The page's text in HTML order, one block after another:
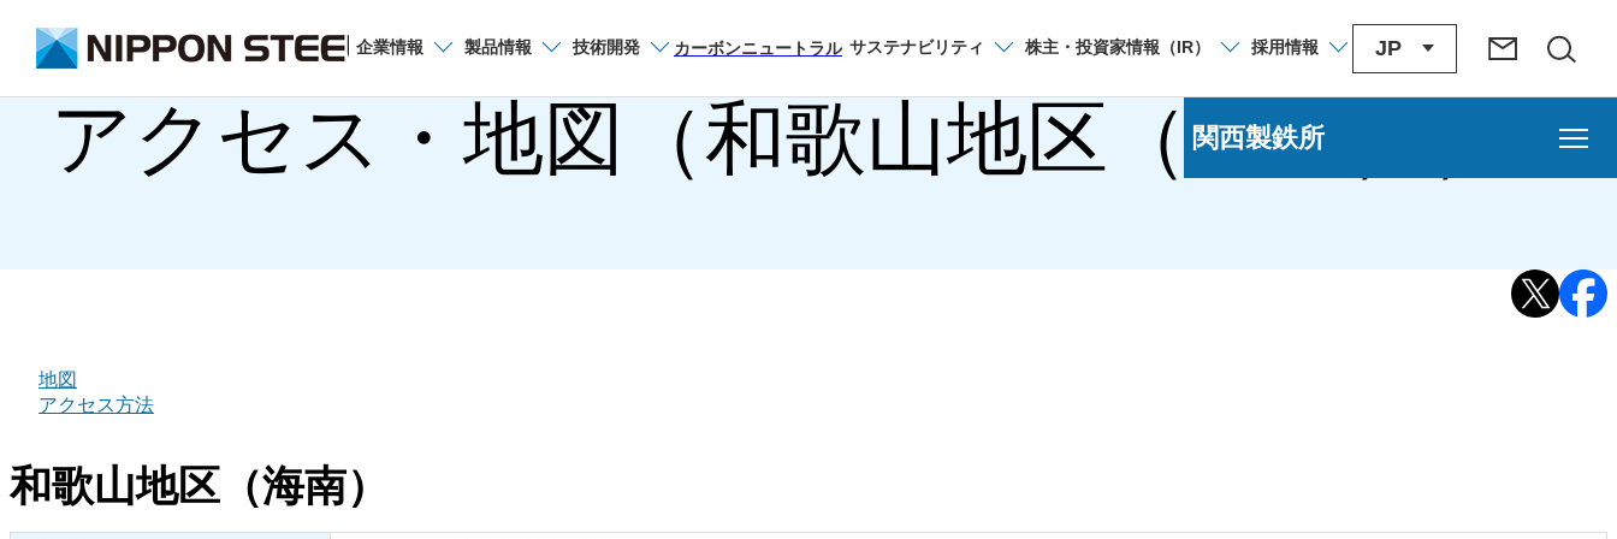
企業情報 製品情報 技術開発 カーボンニュートラル サステナビリティ 株主・投資家情報 （IR） 採用情報 JP
サイト内検索
アクセス・地図（和歌山地区（海南））
地図
アクセス方法
和歌山地区（海南）
関西製鉄所
関西製鉄所